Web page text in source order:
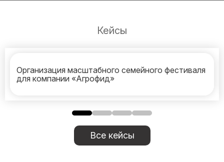
Кейсы
Организация масштабного семейного фестиваля
для компании «Агрофид»
Все кейсы